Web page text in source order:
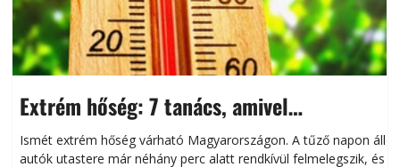
Extrém hőség: 7 tanács, amivel
megóvhatjuk autónkat a nyári károktól
Ismét extrém hőség várható Magyarországon. A tűző napon álló
autók utastere már néhány perc alatt rendkívül felmelegszik, és